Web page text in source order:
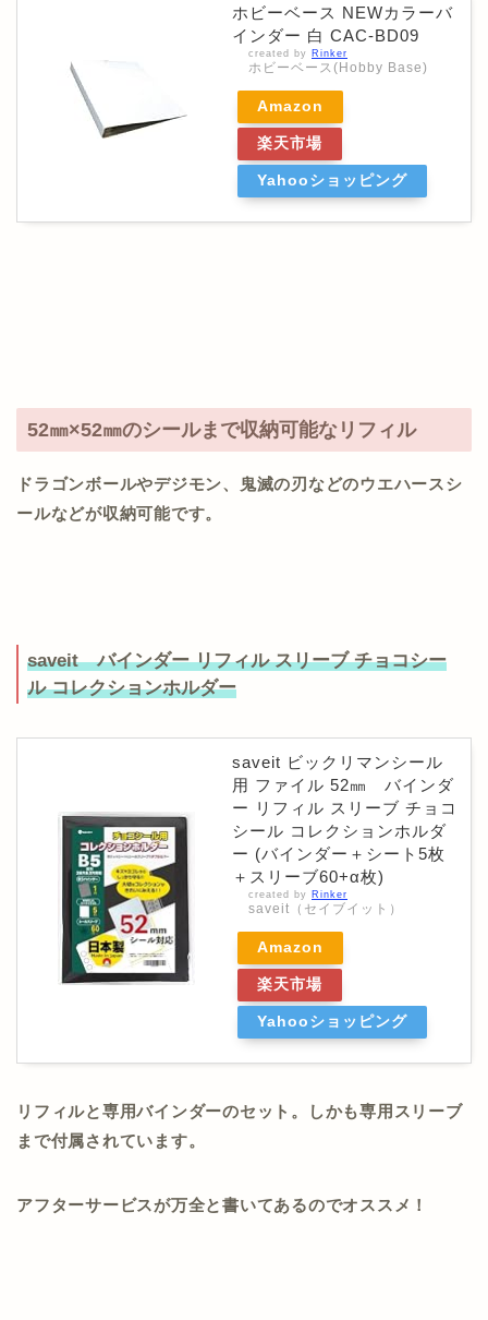
ホビーベース NEWカラーバ
インダー 白 CAC-BD09
created by Rinker
ホビーベース(Hobby Base)
Amazon
楽天市場
Yahooショッピング
52㎜×52㎜のシールまで収納可能なリフィル
ドラゴンボールやデジモン、鬼滅の刃などのウエハースシ
ールなどが収納可能です。
saveit バインダー リフィル スリーブ チョコシー
ル コレクションホルダー
saveit ビックリマンシール
用 ファイル 52㎜ バインダ
ー リフィル スリーブ チョコ
シール コレクションホルダ
ー (バインダー＋シート5枚
＋スリーブ60+α枚)
created by Rinker
saveit（セイブイット）
Amazon
楽天市場
Yahooショッピング
リフィルと専用バインダーのセット。しかも専用スリーブ
まで付属されています。
アフターサービスが万全と書いてあるのでオススメ！